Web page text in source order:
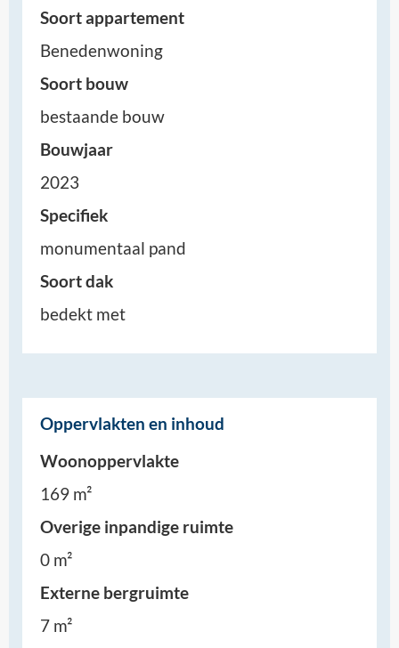
Soort appartement
Benedenwoning
Soort bouw
bestaande bouw
Bouwjaar
2023
Specifiek
monumentaal pand
Soort dak
bedekt met
Oppervlakten en inhoud
Woonoppervlakte
169 m²
Overige inpandige ruimte
0 m²
Externe bergruimte
7 m²